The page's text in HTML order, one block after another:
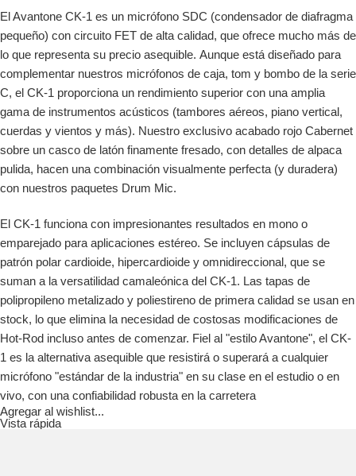
El Avantone CK-1 es un micrófono SDC (condensador de diafragma
pequeño) con circuito FET de alta calidad, que ofrece mucho más de
lo que representa su precio asequible. Aunque está diseñado para
complementar nuestros micrófonos de caja, tom y bombo de la serie
C, el CK-1 proporciona un rendimiento superior con una amplia
gama de instrumentos acústicos (tambores aéreos, piano vertical,
cuerdas y vientos y más). Nuestro exclusivo acabado rojo Cabernet
sobre un casco de latón finamente fresado, con detalles de alpaca
pulida, hacen una combinación visualmente perfecta (y duradera)
con nuestros paquetes Drum Mic.
El CK-1 funciona con impresionantes resultados en mono o
emparejado para aplicaciones estéreo. Se incluyen cápsulas de
patrón polar cardioide, hipercardioide y omnidireccional, que se
suman a la versatilidad camaleónica del CK-1. Las tapas de
polipropileno metalizado y poliestireno de primera calidad se usan en
stock, lo que elimina la necesidad de costosas modificaciones de
Hot-Rod incluso antes de comenzar. Fiel al "estilo Avantone", el CK-
1 es la alternativa asequible que resistirá o superará a cualquier
micrófono "estándar de la industria" en su clase en el estudio o en
vivo, con una confiabilidad robusta en la carretera
Agregar al wishlist...
Vista rápida